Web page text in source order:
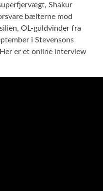
Shakur
bælterne mod
OL-guldvinder fra
i Stevensons
er et online interview